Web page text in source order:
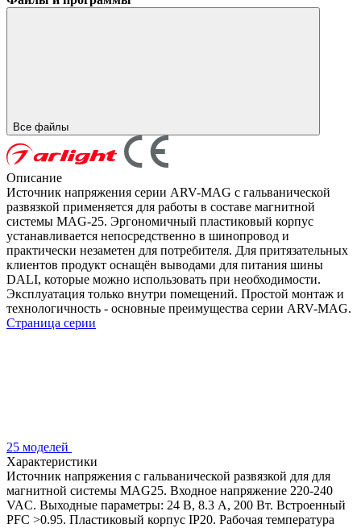
Все файлы
Описание
Источник напряжения серии ARV-MAG с гальванической
развязкой применяется для работы в составе магнитной
системы MAG-25. Эргономичный пластиковый корпус
устанавливается непосредственно в шинопровод и
практически незаметен для потребителя. Для притязательных
клиентов продукт оснащён выводами для питания шины
DALI, которые можно использовать при необходимости.
Эксплуатация только внутри помещений. Простой монтаж и
технологичность - основные преимущества серии ARV-MAG.
Страница серии
25 моделей
Характеристики
Источник напряжения с гальванической развязкой для для
магнитной системы MAG25. Входное напряжение 220-240
VAC. Выходные параметры: 24 В, 8.3 А, 200 Вт. Встроенный
PFC >0.95. Пластиковый корпус IP20. Рабочая температура